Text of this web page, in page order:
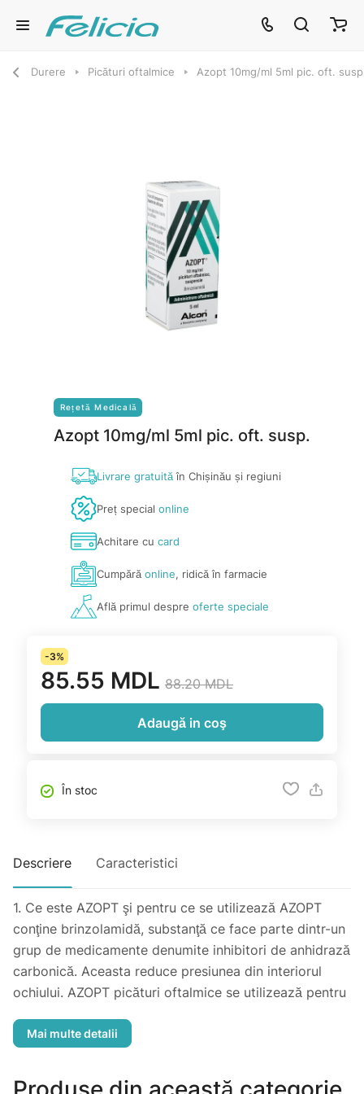
Durere Picături oftalmice Azopt 10mg/ml 5ml pic. oft.
Rețetă Medicală
Azopt 10mg/ml 5ml pic. oft. susp.
Livrare gratuităîn Chișinău și regiuni
Preț special online
Achitare cu card
Cumpărăonline, ridică în farmacie
Află primul despre oferte speciale
-3%
85.55 MDL 88.20 MDL
Adaugă in coş
În stoc
Descriere Caracteristici
1. Ce este AZOPT şi pentru ce se utilizează AZOPT
conţine brinzolamidă, substanţă ce face parte dintr-un
grup de medicamente denumite inhibitori de anhidrază
carbonică. Aceasta reduce presiunea din interiorul
ochiului. AZOPT picături oftalmice se utilizează pentru
presiune crescută poate duce la o afecţiune numită
prea mare, aceasta vă poate afecta vederea. 2. Ce